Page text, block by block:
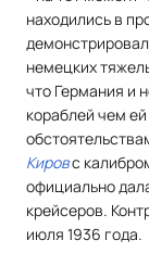
находились в
немецких
что Германия и
кораблей чем
Кировс
официально
крейсеров.
июля 1936 года.